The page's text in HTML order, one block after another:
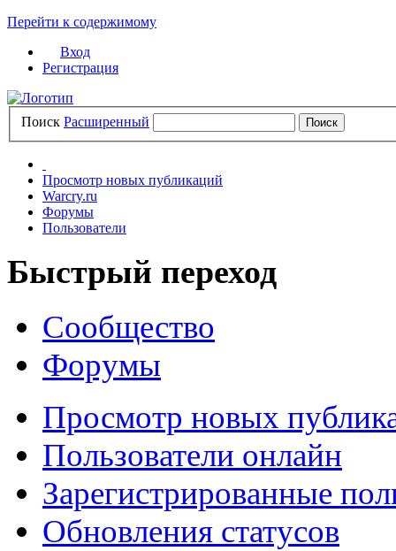
Перейти к содержимому
Вход
Регистрация
Поиск Расширенный
Просмотр новых публикаций
Warcry.ru
Форумы
Пользователи
Быстрый переход
Сообщество
Форумы
Просмотр новых
Пользователи онлайн
Зарегистрированные
Обновления статусов